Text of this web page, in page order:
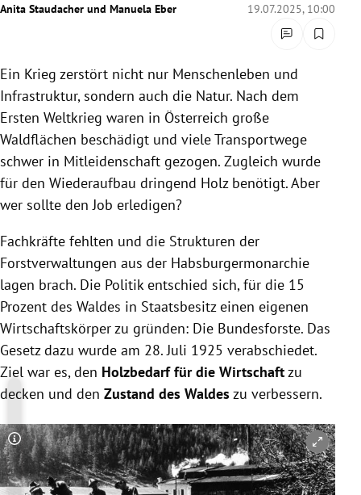
Anita Staudacher und Manuela Eber 19.07.2025, 10:00
Ein Krieg zerstört nicht nur Menschenleben und
Infrastruktur, sondern auch die Natur. Nach dem
Ersten Weltkrieg waren in Österreich große
Waldflächen beschädigt und viele Transportwege
schwer in Mitleidenschaft gezogen. Zugleich wurde
für den Wiederaufbau dringend Holz benötigt. Aber
wer sollte den Job erledigen?
Fachkräfte fehlten und die Strukturen der
Forstverwaltungen aus der Habsburgermonarchie
lagen brach. Die Politik entschied sich, für die 15
Prozent des Waldes in Staatsbesitz einen eigenen
Wirtschaftskörper zu gründen: Die Bundesforste. Das
Gesetz dazu wurde am 28. Juli 1925 verabschiedet.
Ziel war es, den Holzbedarf für die Wirtschaftzu
decken und den Zustand des Waldes zu verbessern.
Copyright-Hinweis öffnen/schließen